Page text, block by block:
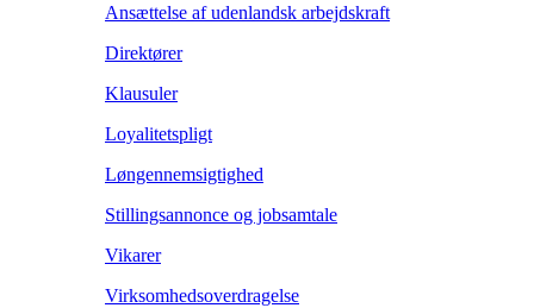
Ansættelse af udenlandsk arbejdskraft
Direktører
Klausuler
Loyalitetspligt
Løngennemsigtighed
Stillingsannonce og jobsamtale
Vikarer
Virksomhedsoverdragelse